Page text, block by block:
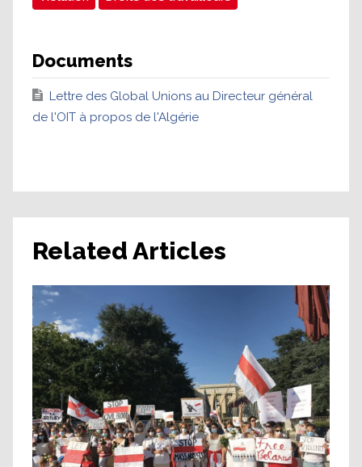
Documents
Lettre des Global Unions au Directeur général
de l'OIT à propos de l'Algérie
Related Articles